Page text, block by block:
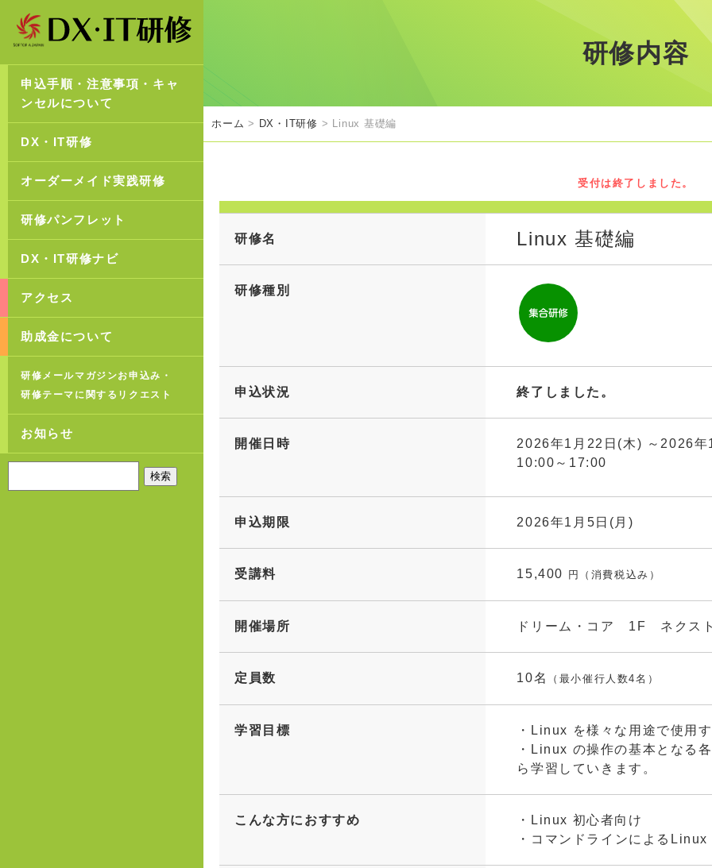
申込手順・注意事項・キャ
ンセルについて
DX・IT研修
オーダーメイド実践研修
研修パンフレット
DX・IT研修ナビ
アクセス
助成金について
研修メールマガジンお申込み・
研修テーマに関するリクエスト
お知らせ
研修内容
ホーム > DX・IT研修 > Linux 基礎編
受付は終了しました。
研修名 Linux 基礎編
研修種別
申込状況 終了しました。
開催日時
2026年1月22日(木) ～2026年
10:00～17:00
申込期限 2026年1月5日(月)
受講料 15,400 円（消費税込み）
開催場所 ドリーム・コア 1F ネクス
定員数 10名 （最小催行人数4名）
学習目標
・Linux を様々な用途で使用
・Linux の操作の基本となる
ら学習していきます。
こんな方におすすめ
・Linux 初心者向け
・コマンドラインによる